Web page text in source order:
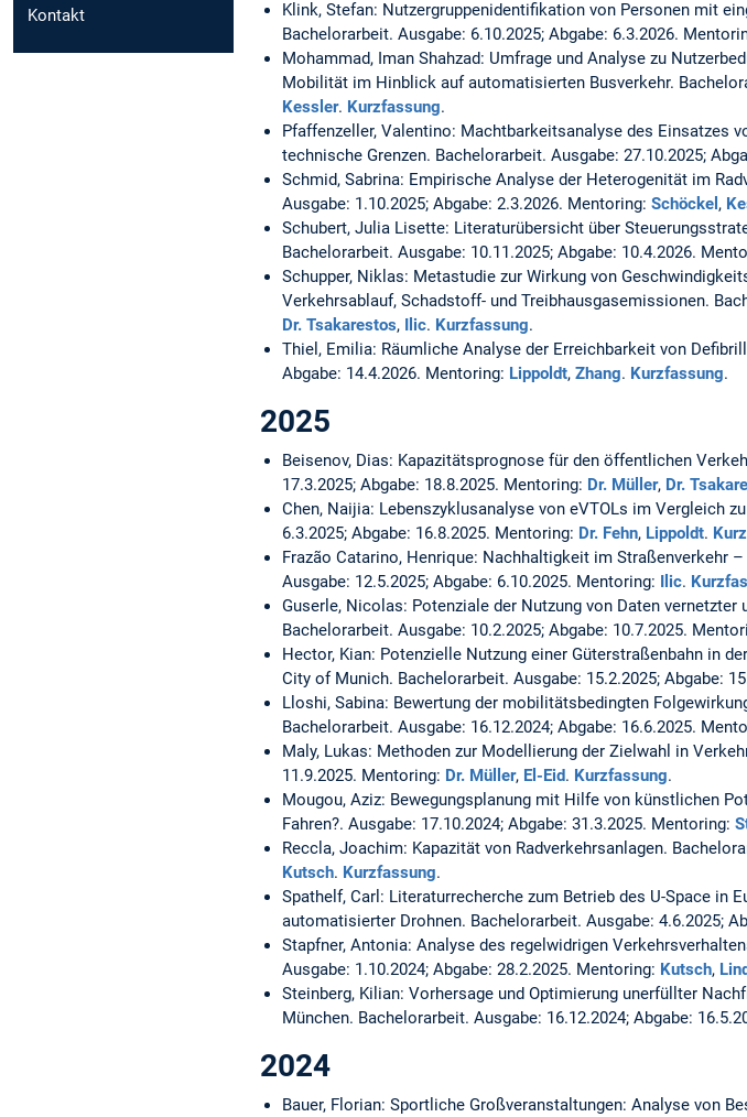
Kontakt
Klink, Stefan: Nutzergruppenidentifikation von Personen mit
Bachelorarbeit. Ausgabe: 6.10.2025; Abgabe: 6.3.2026.
Mohammad, Iman Shahzad: Umfrage und Analyse zu
Mobilität im Hinblick auf automatisierten Busverkehr.
Kessler. Kurzfassung.
Pfaffenzeller, Valentino: Machtbarkeitsanalyse des Einsatzes
technische Grenzen. Bachelorarbeit. Ausgabe: 27.10.2025;
Schmid, Sabrina: Empirische Analyse der Heterogenität im
Ausgabe: 1.10.2025; Abgabe: 2.3.2026. Mentoring: Schöckel ,
Schubert, Julia Lisette: Literaturübersicht über
Bachelorarbeit. Ausgabe: 10.11.2025; Abgabe: 10.4.2026.
Schupper, Niklas: Metastudie zur Wirkung von
Verkehrsablauf, Schadstoff- und Treibhausgasemissionen.
Dr. Tsakarestos, Ilic. Kurzfassung.
Thiel, Emilia: Räumliche Analyse der Erreichbarkeit von
Abgabe: 14.4.2026. Mentoring: Lippoldt, Zhang. Kurzfassung.
2025
Beisenov, Dias: Kapazitätsprognose für den öffentlichen
17.3.2025; Abgabe: 18.8.2025. Mentoring: Dr. Müller, Dr.
Chen, Naijia: Lebenszyklusanalyse von eVTOLs im Vergleich
6.3.2025; Abgabe: 16.8.2025. Mentoring: Dr. Fehn, Lippoldt.
Frazão Catarino, Henrique: Nachhaltigkeit im Straßenverkehr
Ausgabe: 12.5.2025; Abgabe: 6.10.2025. Mentoring: Ilic.
Guserle, Nicolas: Potenziale der Nutzung von Daten
Bachelorarbeit. Ausgabe: 10.2.2025; Abgabe: 10.7.2025.
Hector, Kian: Potenzielle Nutzung einer Güterstraßenbahn in
City of Munich. Bachelorarbeit. Ausgabe: 15.2.2025; Abgabe:
Lloshi, Sabina: Bewertung der mobilitätsbedingten
Bachelorarbeit. Ausgabe: 16.12.2024; Abgabe: 16.6.2025.
Maly, Lukas: Methoden zur Modellierung der Zielwahl in
11.9.2025. Mentoring: Dr. Müller, El-Eid. Kurzfassung.
Mougou, Aziz: Bewegungsplanung mit Hilfe von künstlichen
Fahren?. Ausgabe: 17.10.2024; Abgabe: 31.3.2025. Mentoring:
Reccla, Joachim: Kapazität von Radverkehrsanlagen.
Kutsch. Kurzfassung.
Spathelf, Carl: Literaturrecherche zum Betrieb des U-Space in
automatisierter Drohnen. Bachelorarbeit. Ausgabe: 4.6.2025;
Stapfner, Antonia: Analyse des regelwidrigen
Ausgabe: 1.10.2024; Abgabe: 28.2.2025. Mentoring: Kutsch,
Steinberg, Kilian: Vorhersage und Optimierung unerfüllter
München. Bachelorarbeit. Ausgabe: 16.12.2024; Abgabe:
2024
Bauer, Florian: Sportliche Großveranstaltungen: Analyse von